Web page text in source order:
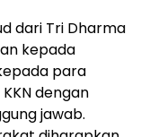
dari Tri Dharma
kepada
para
dengan
jawab.